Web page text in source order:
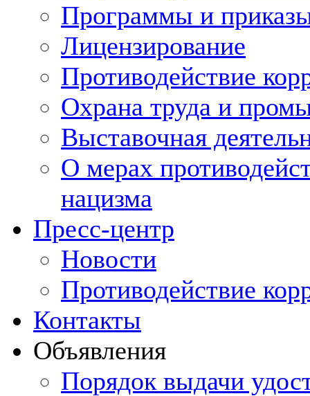
Программы и
Лицензирование
Противодействие
Охрана труда и
Выставочная
О мерах
нацизма
Пресс-центр
Новости
Противодействие
Контакты
Объявления
Порядок выдачи